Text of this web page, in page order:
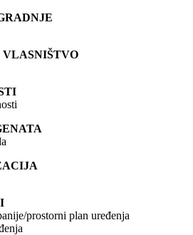
prostorni plan uređenja